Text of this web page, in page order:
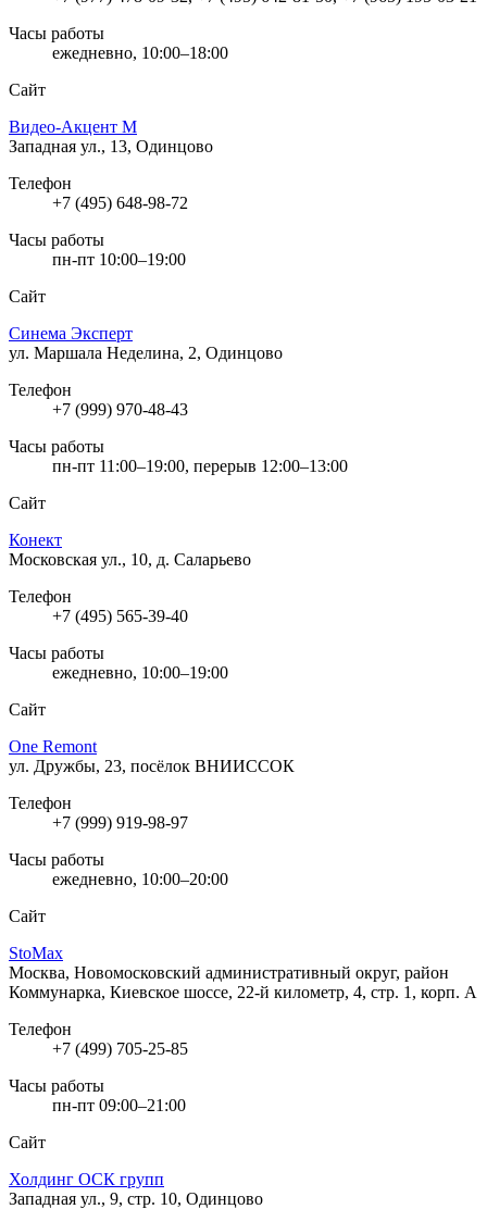
Часы работы
ежедневно, 10:00–18:00
Сайт
Видео-Акцент М
Западная ул., 13, Одинцово
Телефон
+7 (495) 648-98-72
Часы работы
пн-пт 10:00–19:00
Сайт
Синема Эксперт
ул. Маршала Неделина, 2, Одинцово
Телефон
+7 (999) 970-48-43
Часы работы
пн-пт 11:00–19:00, перерыв 12:00–13:00
Сайт
Конект
Московская ул., 10, д. Саларьево
Телефон
+7 (495) 565-39-40
Часы работы
ежедневно, 10:00–19:00
Сайт
One Remont
ул. Дружбы, 23, посёлок ВНИИССОК
Телефон
+7 (999) 919-98-97
Часы работы
ежедневно, 10:00–20:00
Сайт
StoMax
Москва, Новомосковский административный округ, район
Коммунарка, Киевское шоссе, 22-й километр, 4, стр. 1, корп. А
Телефон
+7 (499) 705-25-85
Часы работы
пн-пт 09:00–21:00
Сайт
Холдинг ОСК групп
Западная ул., 9, стр. 10, Одинцово